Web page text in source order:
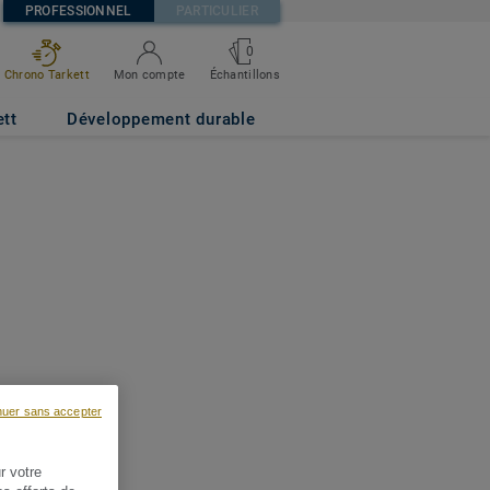
PROFESSIONNEL PARTICULIER
Chrono Tarkett Mon compte
0
Échantillons
Développement durable
votre
sans accepter